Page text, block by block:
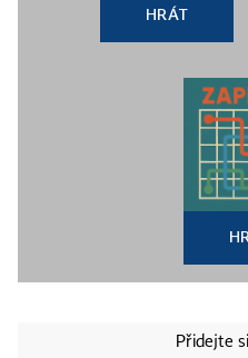
HRÁT
Přidejte